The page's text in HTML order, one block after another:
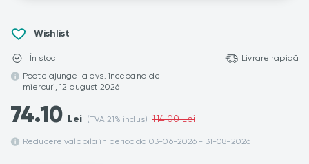
Wishlist
În stoc
Livrare rapidă
Poate ajunge la dvs. începand de
miercuri, 12 august 2026
74.10 Lei (TVA 21% inclus) 114.00 Lei
Reducere valabilă în perioada 03-06-2026 - 31-08-2026